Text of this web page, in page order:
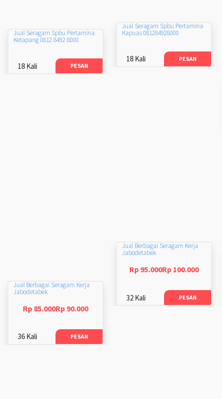
Jual Seragam Spbu Pertamina
Kapuas 081284928000
18 Kali PESAN
Jual Seragam Spbu Pertamina
Ketapang 0812 8492 8000
18 Kali PESAN
Jual Berbagai Seragam Kerja
Jabodetabek
Rp 95.000Rp 100.000
32 Kali PESAN
Jual Berbagai Seragam Kerja
Jabodetabek
Rp 85.000Rp 90.000
36 Kali PESAN